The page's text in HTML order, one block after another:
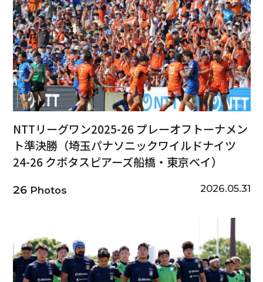
NTTリーグワン2025-26 プレーオフトーナメン
ト準決勝（埼玉パナソニックワイルドナイツ
24-26 クボタスピアーズ船橋・東京ベイ）
26Photos 2026.05.31